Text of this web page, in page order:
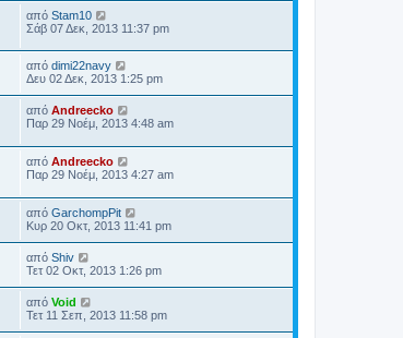
από Stam10
Σάβ 07 Δεκ, 2013 11:37 pm
από dimi22navy
Δευ 02 Δεκ, 2013 1:25 pm
από Andreecko
Παρ 29 Νοέμ, 2013 4:48 am
από Andreecko
Παρ 29 Νοέμ, 2013 4:27 am
από GarchompPit
Κυρ 20 Οκτ, 2013 11:41 pm
από Shiv
Τετ 02 Οκτ, 2013 1:26 pm
από Void
Τετ 11 Σεπ, 2013 11:58 pm